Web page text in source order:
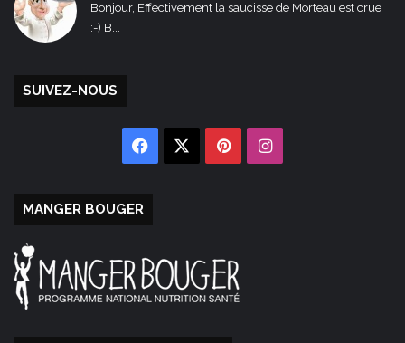
Bonjour, Effectivement la saucisse de Morteau est crue
:-) B...
SUIVEZ-NOUS
Facebook PinterestInstagram
MANGER BOUGER